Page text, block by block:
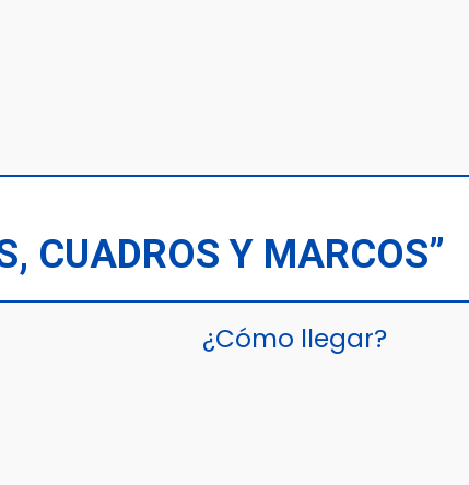
CUADROS Y MARCOS”
¿Cómo llegar?